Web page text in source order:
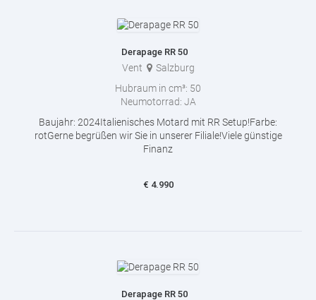
Derapage RR 50
Vent
Salzburg
Hubraum in cm³: 50
Neumotorrad: JA
Baujahr: 2024Italienisches Motard mit RR Setup!Farbe:
rotGerne begrüßen wir Sie in unserer Filiale!Viele günstige
Finanz
€ 4.990
Derapage RR 50